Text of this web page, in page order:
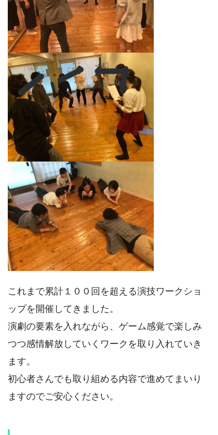
これまで累計１００回を超える演技ワークショ
ップを開催してきました。
演劇の要素を入れながら、ゲーム感覚で楽しみ
つつ感情解放していくワークを取り入れていき
ます。
初心者さんでも取り組める内容で進めてまいり
ますのでご安心ください。